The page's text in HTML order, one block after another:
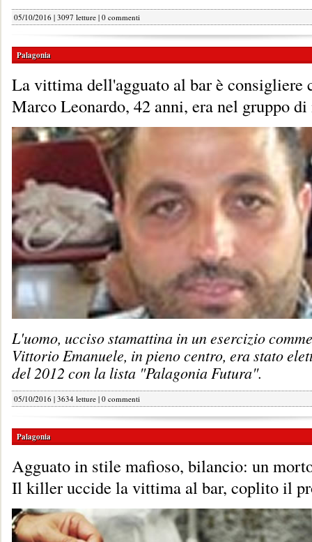
05/10/2016 | 3097 letture | 0 commenti
Palagonia
La vittima dell'agguato al bar è consigliere
Marco Leonardo, 42 anni, era nel gruppo
L'uomo, ucciso stamattina in un esercizio
Vittorio Emanuele, in pieno centro, era stato
del 2012 con la lista "Palagonia Futura".
05/10/2016 | 3634 letture | 0 commenti
Palagonia
Agguato in stile mafioso, bilancio: un
Il killer uccide la vittima al bar, coplito il